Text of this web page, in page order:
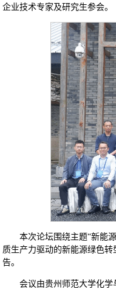
企业技术专家及研究生参会。
本次论坛围绕主题“新能
质生产力驱动的新能源绿色
告。
会议由贵州师范大学化